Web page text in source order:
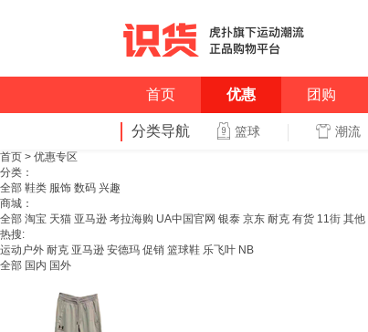
首页 优惠 团购
分类导航 篮球 潮流
首页 > 优惠专区
分类：
全部 鞋类 服饰 数码 兴趣
商城：
全部 淘宝 天猫 亚马逊 考拉海购 UA中国官网 银泰 京东 耐克 有货 11街 其他
热搜:
运动户外 耐克 亚马逊 安德玛 促销 篮球鞋 乐飞叶 NB
全部 国内 国外